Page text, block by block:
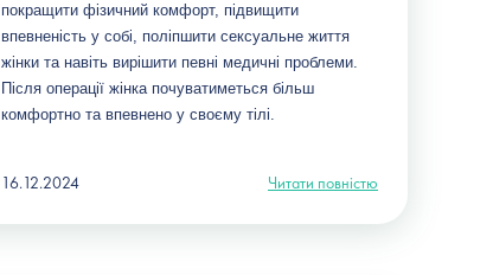
покращити фізичний комфорт, підвищити
впевненість у собі, поліпшити сексуальне життя
жінки та навіть вирішити певні медичні проблеми.
Після операції жінка почуватиметься більш
комфортно та впевнено у своєму тілі.
16.12.2024 Читати повністю